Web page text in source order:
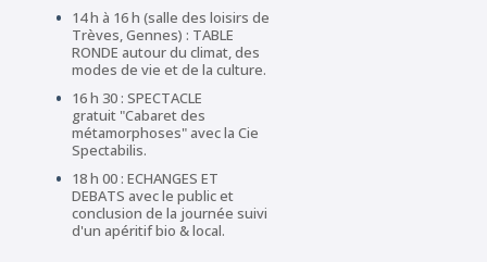
14 h à 16 h (salle des loisirs de
Trèves, Gennes) : TABLE
RONDE autour du climat, des
modes de vie et de la culture.
16 h 30 : SPECTACLE
gratuit "Cabaret des
métamorphoses" avec la Cie
Spectabilis.
18 h 00 : ECHANGES ET
DEBATS avec le public et
conclusion de la journée suivi
d'un apéritif bio & local.